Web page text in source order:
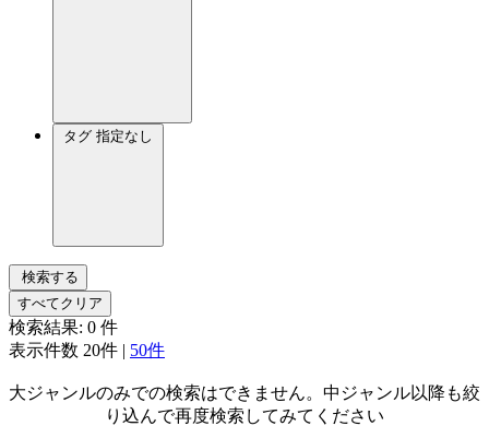
タグ 指定なし
検索する
すべてクリア
検索結果: 0 件
表示件数 20件 | 50件
大ジャンルのみでの検索はできません。中ジャンル以降も絞
り込んで再度検索してみてください